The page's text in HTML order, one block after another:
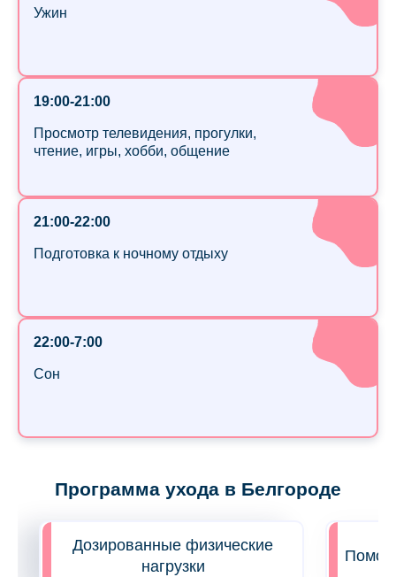
Ужин
19:00-21:00
Просмотр телевидения, прогулки,
чтение, игры, хобби, общение
21:00-22:00
Подготовка к ночному отдыху
22:00-7:00
Сон
Программа ухода в Белгороде
Дозированные физические
нагрузки